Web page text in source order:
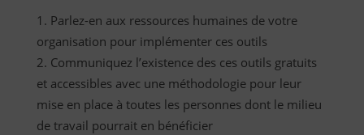
Parlez-en aux ressources humaines de votre
organisation pour implémenter ces outils
Communiquez l’existence des ces outils gratuits
et accessibles avec une méthodologie pour leur
mise en place à toutes les personnes dont le milieu
de travail pourrait en bénéficier